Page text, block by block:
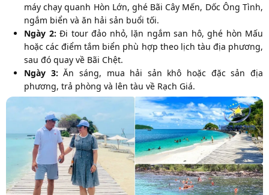
máy chạy quanh Hòn Lớn, ghé Bãi Cây Mến, Dốc Ông Tình,
ngắm biển và ăn hải sản buổi tối.
Ngày 2: Đi tour đảo nhỏ, lặn ngắm san hô, ghé hòn Mấu
hoặc các điểm tắm biển phù hợp theo lịch tàu địa phương,
sau đó quay về Bãi Chệt.
Ngày 3: Ăn sáng, mua hải sản khô hoặc đặc sản địa
phương, trả phòng và lên tàu về Rạch Giá.